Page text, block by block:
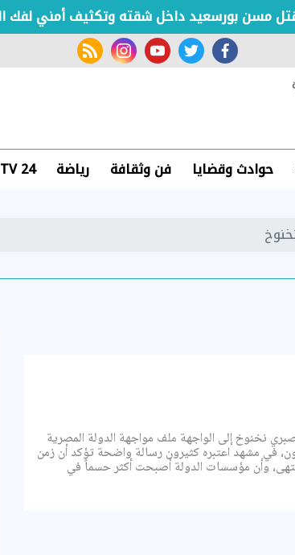
بورسعيد داخل شقته وتكثيف أمني لفك اللغز
facebook
twitter
youtube
instagram
rss feed
حوادث وقضايا فن وثقافة رياضة TV 24
نخنوخ إلى الواجهة ملف مواجهة الدولة المصرية
في مشهد اعتبره كثيرون رسالة واضحة تؤكد أن زمن
وأن مؤسسات الدولة أصبحت أكثر حسماً في